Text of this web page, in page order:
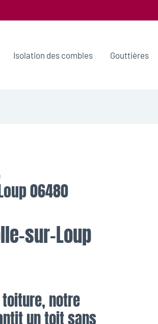
Isolation des combles Gouttières
06480
sur-Loup
notre
un toit sans